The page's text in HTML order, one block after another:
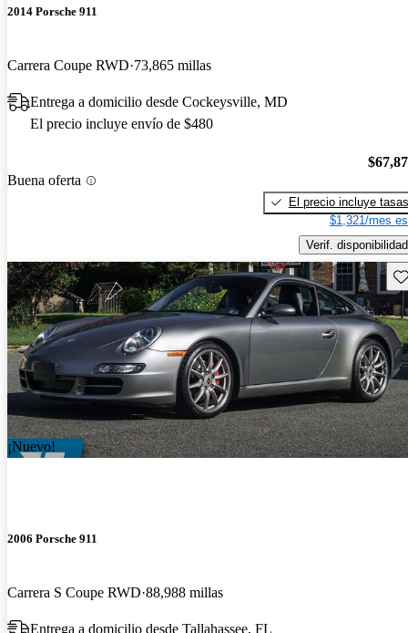
2014 Porsche 911
Carrera Coupe RWD 73,865 millas
Entrega a domicilio desde Cockeysville, MD
El precio incluye envío de $480
Buena oferta
El precio incluye tasas
$1,321/mes
Verif. disponibilidad
¡Nuevo!
2006 Porsche 911
Carrera S Coupe RWD 88,988 millas
Entrega a domicilio desde Tallahassee, FL